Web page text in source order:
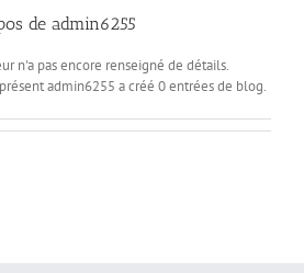
de admin6255
n'a pas encore renseigné de détails.
admin6255 a créé 0 entrées de blog.